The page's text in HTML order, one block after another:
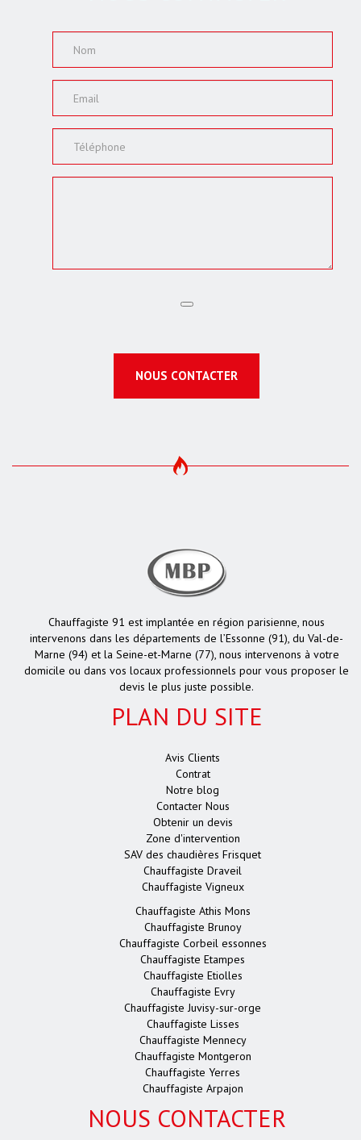
NOUS CONTACTER
Chauffagiste 91 est implantée en région parisienne, nous
intervenons dans les départements de l’Essonne (91), du Val-de-
Marne (94) et la Seine-et-Marne (77), nous intervenons à votre
domicile ou dans vos locaux professionnels pour vous proposer le
devis le plus juste possible.
PLAN DU SITE
Avis Clients
Contrat
Notre blog
Contacter Nous
Obtenir un devis
Zone d'intervention
SAV des chaudières Frisquet
Chauffagiste Draveil
Chauffagiste Vigneux
Chauffagiste Athis Mons
Chauffagiste Brunoy
Chauffagiste Corbeil essonnes
Chauffagiste Etampes
Chauffagiste Etiolles
Chauffagiste Evry
Chauffagiste Juvisy-sur-orge
Chauffagiste Lisses
Chauffagiste Mennecy
Chauffagiste Montgeron
Chauffagiste Yerres
Chauffagiste Arpajon
NOUS CONTACTER